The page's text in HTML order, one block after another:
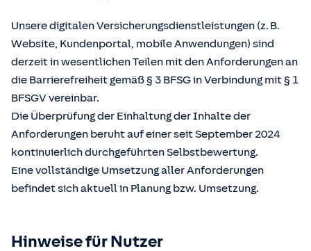
Unsere digitalen Versicherungsdienstleistungen (z. B.
Website, Kundenportal, mobile Anwendungen) sind
derzeit in wesentlichen Teilen mit den Anforderungen an
die Barrierefreiheit gemäß § 3 BFSG in Verbindung mit § 1
BFSGV vereinbar.
Die Überprüfung der Einhaltung der Inhalte der
Anforderungen beruht auf einer seit September 2024
kontinuierlich durchgeführten Selbstbewertung.
Eine vollständige Umsetzung aller Anforderungen
befindet sich aktuell in Planung bzw. Umsetzung.
Hinweise für Nutzer